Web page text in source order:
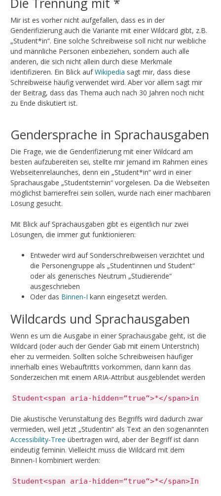
Mir ist es vorher nicht aufgefallen, dass es in der
Genderifizierung auch die Variante mit einer Wildcard gibt, z.B.
„Student*in“. Eine solche Schreibweise soll nicht nur weibliche
und männliche Personen einbeziehen, sondern auch alle
anderen, die sich nicht allein durch diese Merkmale
identifizieren. Ein Blick aufWikipedia sagt mir, dass diese
Schreibweise häufig verwendet wird. Aber vor allem sagt mir
der Beitrag, dass das Thema auch nach 30 Jahren noch nicht
zu Ende diskutiert ist.
Gendersprache in Sprachausgaben
Die Frage, wie die Genderifizierung mit einer Wildcard am
besten aufzubereiten sei, stellte mir jemand im Rahmen eines
Webseitenrelaunches, denn ein „Student*in“ wird in einer
Sprachausgabe „Studentsternin“ vorgelesen. Da die Webseiten
möglichst barrierefrei sein sollen, wurde nach einer machbaren
Lösung gesucht.
Mit Blick auf Sprachausgaben gibt es eigentlich nur zwei
Lösungen, die immer gut funktionieren:
Entweder wird auf Sonderschreibweisen verzichtet und
die Personengruppe als „Studentinnen und Student“
oder als generisches Neutrum „Studierende“
ausgeschrieben
Oder das Binnen-I kann eingesetzt werden.
Wildcards und Sprachausgaben
Wenn es um die Ausgabe in einer Sprachausgabe geht, ist die
Wildcard (oder auch der Gender Gab mit einem Unterstrich)
eher zu vermeiden. Sollten solche Schreibweisen häufiger
innerhalb eines Webauftritts vorkommen, dann kann das
Sonderzeichen mit einem ARIA-Attribut ausgeblendet werden
Student<span aria-hidden=“true“>*</span>in
Die akustische Verunstaltung des Begriffs wird dadurch zwar
vermieden, weil jetzt „Studentin“ als Text an den sogenannten
Accessibility-Tree übertragen wird, aber der Begriff ist dann
eindeutig feminin. Vielleicht muss die Wildcard mit dem
Binnen-I kombiniert werden:
Student<span aria-hidden=“true“>*</span>In